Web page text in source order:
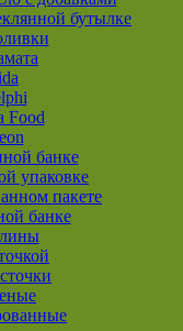
бутылке
Food
банке
упаковке
пакете
банке